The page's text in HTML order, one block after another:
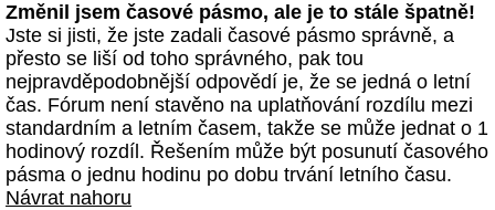
Změnil jsem časové pásmo, ale je to stále špatně!
Jste si jisti, že jste zadali časové pásmo správně, a
přesto se liší od toho správného, pak tou
nejpravděpodobnější odpovědí je, že se jedná o letní
čas. Fórum není stavěno na uplatňování rozdílu mezi
standardním a letním časem, takže se může jednat o 1
hodinový rozdíl. Řešením může být posunutí časového
pásma o jednu hodinu po dobu trvání letního času.
Návrat nahoru